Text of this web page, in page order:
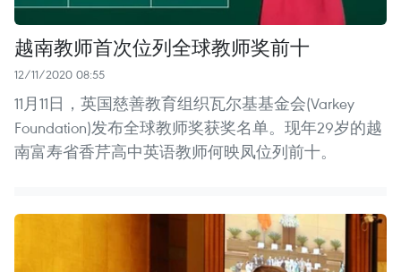
越南教师首次位列全球教师奖前十
12/11/2020 08:55
11月11日，英国慈善教育组织瓦尔基基金会(Varkey
Foundation)发布全球教师奖获奖名单。现年29岁的越
南富寿省香芹高中英语教师何映凤位列前十。